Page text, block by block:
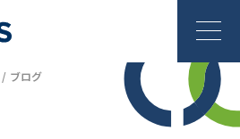
ブログ